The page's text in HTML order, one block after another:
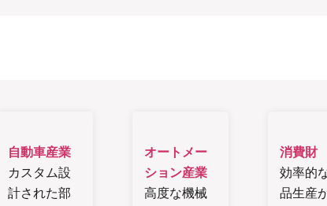
自動車産業
カスタム設
計された部
オートメー
ション産業
高度な機械
消費財
効率的
品生産が